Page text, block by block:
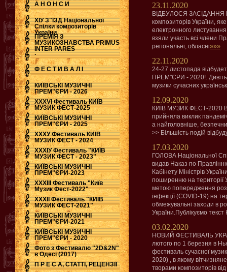
А Н О Н С И
ХІУ З"ЇЗД Національної
Спілки композиторів
України
ПРЕМІЯ З
МУЗИКОЗНАВСТВА PRIMUS
INTER PARES
.
Ф Е С Т И В А Л І
КИЇВСЬКІ МУЗИЧНІ
ПРЕМ"ЄРИ - 2026
ХХХVI Фестиваль КИЇВ
МУЗИК ФЕСТ-2025
КИЇВСЬКІ МУЗИЧНІ
ПРЕМ"ЄРИ - 2025
ХХХУ Фестиваль КИЇВ
МУЗИК ФЕСТ - 2024
ХХХІУ Фестиваль "КИЇВ
МУЗИК ФЕСТ - 2023"
КИЇВСЬКІ МУЗИЧНІ
ПРЕМ"ЄРИ-2023
ХХХІІІ Фестиваль "Київ
Музик Фест-2022"
ХХХІІ Фестиваль "КИЇВ
МУЗИК ФЕСТ-2021"
КИЇВСЬКІ МУЗИЧНІ
ПРЕМ"ЄРИ-2021
КИЇВСЬКІ МУЗИЧНІ
ПРЕМ"ЄРИ - 2020
Фото з Фестивалю "2D&2N"
в Одесі (2017)
П Р Е С А, СТАТТІ, РЕЦЕНЗІЇ
23.11.2020
ВІДБУЛОСЯ ЗАСІДАННЯ
композиторів України,
електронного
взяли участь всі члени
регіональні, обласні»»»
22.11.2020
24-27 листопада
ПРЕМ"ЄРИ - 2020!.
музики сучасних
12.09.2020
КИЇВ МУЗИК ФЕСТ-2020
прийняла виклик
а найголовніше,
>> Більшість подій
17.03.2020
ГОЛОВА Національної
видав Наказ по
Кабінету Міністрів
поширенню на території
метою попередження
інфекції (COVID-19) на
обмежувальні заходи в
України.Публікуємо текст
03.02.2020
НОВИЙ ФЕСТИВАЛЬ
лютого по 1 березня в
фестиваль сучасної
2020) , в якому
творами композиторів